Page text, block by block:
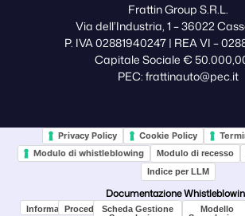
Frattin Group S.R.L.
Via dell’Industria, 1 – 36022
P. IVA 02881940247 | REA VI –
Capitale Sociale €
PEC: frattinauto@pec.it
Privacy Policy Cookie Policy
Modulo di whistleblowing
Modulo di recesso
Indice per LLM
Documentazione
InformativaProceduraScheda Gestione
Modello